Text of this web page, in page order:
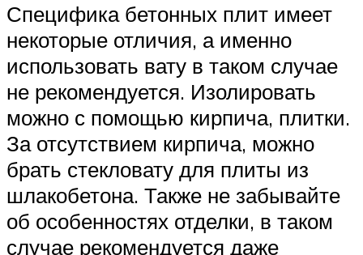
Специфика бетонных плит имеет
некоторые отличия, а именно
использовать вату в таком случае
не рекомендуется. Изолировать
можно с помощью кирпича, плитки.
За отсутствием кирпича, можно
брать стекловату для плиты из
шлакобетона. Также не забывайте
об особенностях отделки, в таком
случае рекомендуется даже